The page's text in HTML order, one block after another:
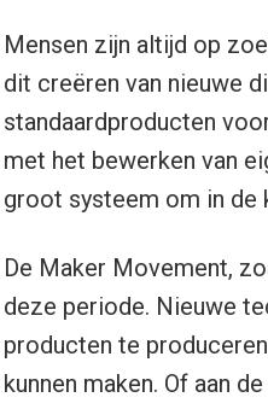
Mensen zijn altijd op
dit creëren van nieuwe
standaardproducten
met het bewerken van
groot systeem om in
De Maker Movement,
deze periode. Nieuwe
producten te
kunnen maken. Of aan